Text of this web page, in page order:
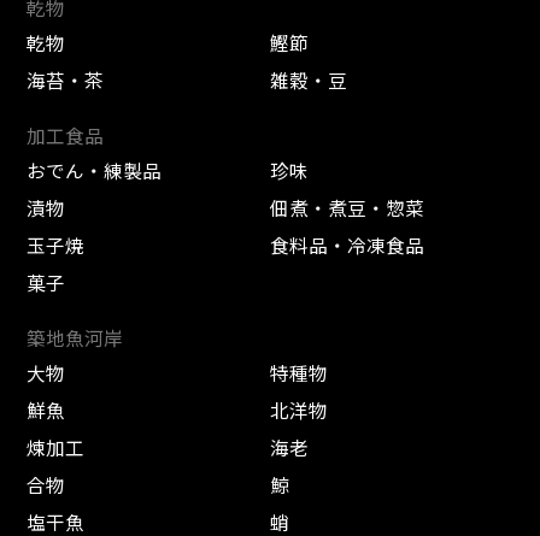
乾物
乾物
鰹節
海苔・茶
雑穀・豆
加工食品
おでん・練製品
珍味
漬物
佃煮・煮豆・惣菜
玉子焼
食料品・冷凍食品
菓子
築地魚河岸
大物
特種物
鮮魚
北洋物
煉加工
海老
合物
鯨
塩干魚
蛸